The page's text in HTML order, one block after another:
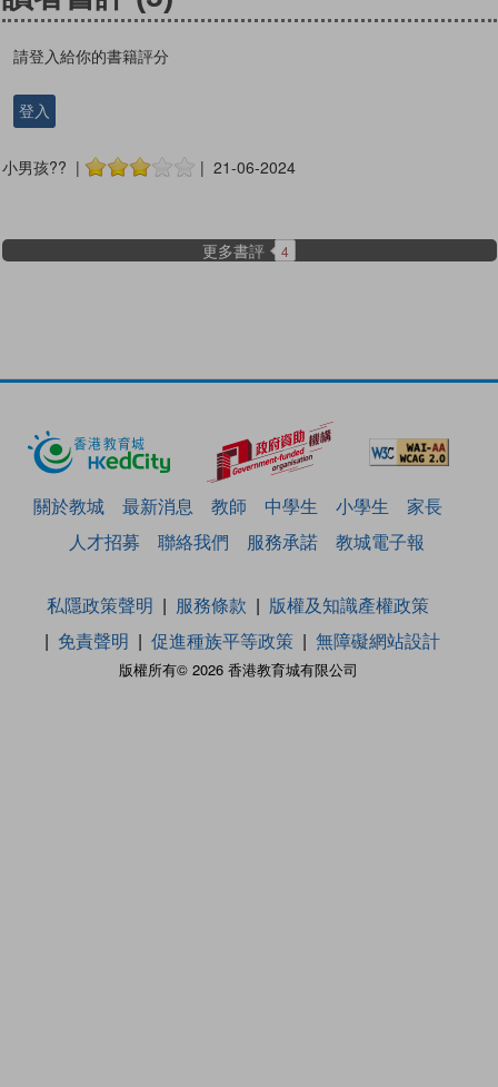
請登入給你的書籍評分
登入
小男孩?? | | 21-06-2024
更多書評 4
關於教城 最新消息 教師 中學生 小學生
家長
人才招募
聯絡我們 服務承諾 教城電子報
版權所有© 2026 香港教育城有限公司
私隱政策聲明 服務條款
版權及知識產權政策
免責聲明
促進種族平等政策 無障礙網站設計